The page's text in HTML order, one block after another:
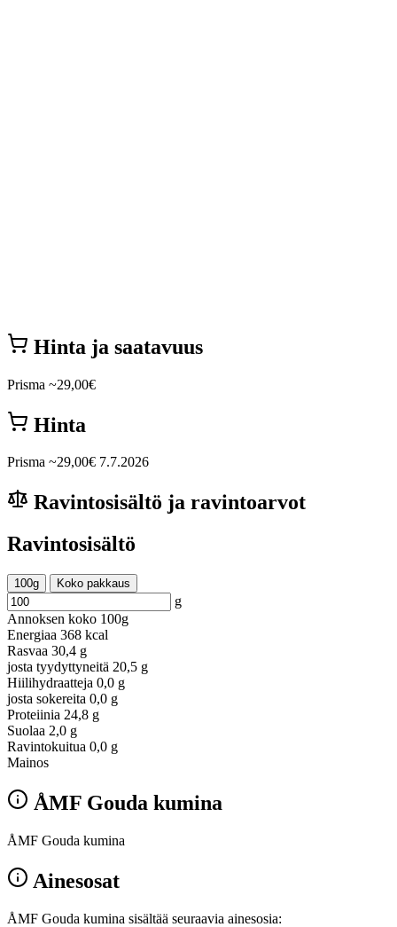
Hinta ja saatavuus
Prisma ~29,00€
Hinta
Prisma ~29,00€ 7.7.2026
Ravintosisältö ja ravintoarvot
Ravintosisältö
100g Koko pakkaus
g
Annoksen koko 100g
Energiaa 368 kcal
Rasvaa 30,4 g
josta tyydyttyneitä 20,5 g
Hiilihydraatteja 0,0 g
josta sokereita 0,0 g
Proteiinia 24,8 g
Suolaa 2,0 g
Ravintokuitua 0,0 g
Mainos
ÅMF Gouda kumina
ÅMF Gouda kumina
Ainesosat
ÅMF Gouda kumina sisältää seuraavia ainesosia: